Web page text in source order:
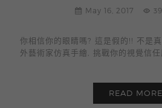
May 16, 2017
你相信你的眼睛嗎? 這是假的!! 不是
外藝術家仿真手繪, 挑戰你的視覺信任
READ MORE